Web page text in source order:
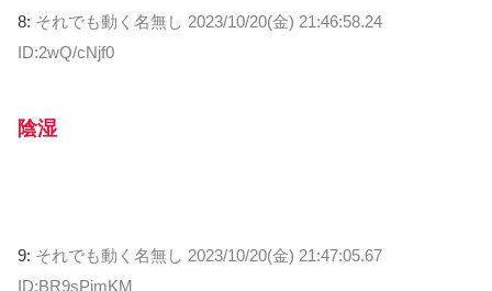
8: それでも動く名無し 2023/10/20(金) 21:46:58.24
ID:2wQ/cNjf0
陰湿
9: それでも動く名無し 2023/10/20(金) 21:47:05.67
ID:BR9sPimKM